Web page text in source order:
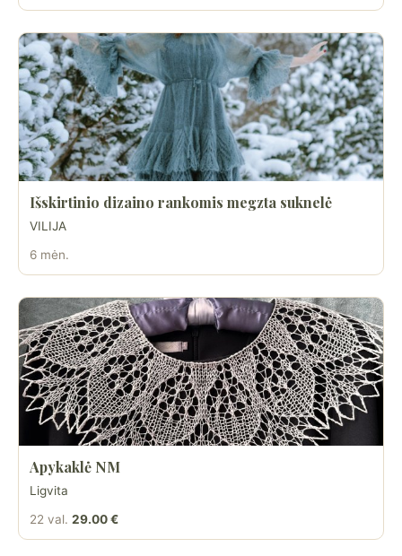
Išskirtinio dizaino rankomis megzta suknelė
VILIJA
6 mėn.
Apykaklė NM
Ligvita
22 val. 29.00 €